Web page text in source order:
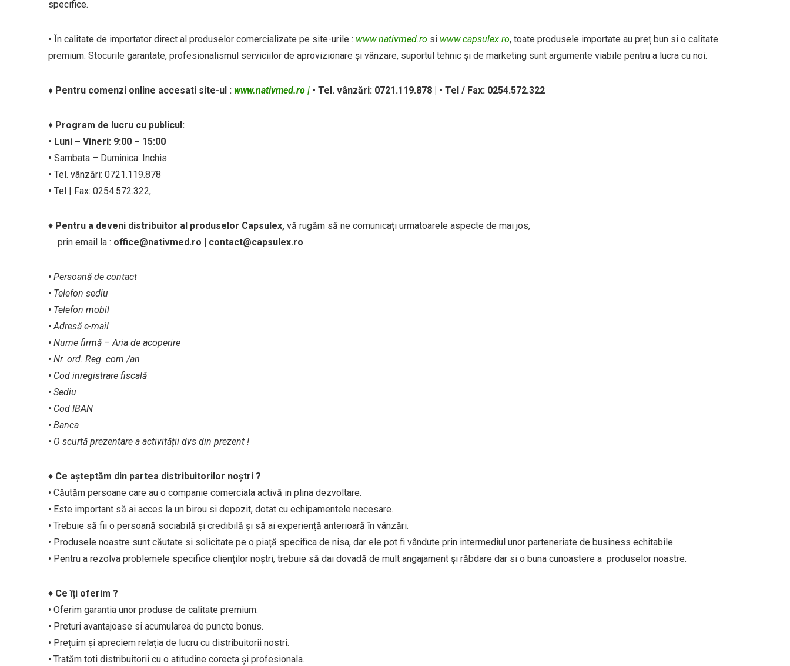
specifice.
• În calitate de importator direct al produselor comercializate pe site-urile : www.nativmed.ro si www.capsulex.ro, toate produsele importate au preț bun si o calitate
premium. Stocurile garantate, profesionalismul serviciilor de aprovizionare și vânzare, suportul tehnic și de marketing sunt argumente viabile pentru a lucra cu noi.
♦ Pentru comenzi online accesati site-ul : www.nativmed.ro | • Tel. vânzări: 0721.119.878 | • Tel / Fax: 0254.572.322
♦ Program de lucru cu publicul:
• Luni – Vineri: 9:00 – 15:00
• Sambata – Duminica: Inchis
• Tel. vânzări: 0721.119.878
• Tel | Fax: 0254.572.322,
♦ Pentru a deveni distribuitor al produselor Capsulex, vă rugăm să ne comunicați urmatoarele aspecte de mai jos,
prin email la : office@nativmed.ro | contact@capsulex.ro
• Persoană de contact
• Telefon sediu
• Telefon mobil
• Adresă e-mail
• Nume firmă – Aria de acoperire
• Nr. ord. Reg. com./an
• Cod inregistrare fiscală
• Sediu
• Cod IBAN
• Banca
• O scurtă prezentare a activității dvs din prezent !
♦ Ce așteptăm din partea distribuitorilor noștri ?
• Căutăm persoane care au o companie comerciala activă in plina dezvoltare.
• Este important să ai acces la un birou si depozit, dotat cu echipamentele necesare.
• Trebuie să fii o persoană sociabilă și credibilă și să ai experiență anterioară în vânzări.
• Produsele noastre sunt căutate si solicitate pe o piață specifica de nisa, dar ele pot fi vândute prin intermediul unor parteneriate de business echitabile.
• Pentru a rezolva problemele specifice clienților noștri, trebuie să dai dovadă de mult angajament și răbdare dar si o buna cunoastere a produselor noastre.
♦ Ce îți oferim ?
• Oferim garantia unor produse de calitate premium.
• Preturi avantajoase si acumularea de puncte bonus.
• Prețuim și apreciem relația de lucru cu distribuitorii nostri.
• Tratăm toti distribuitorii cu o atitudine corecta și profesionala.